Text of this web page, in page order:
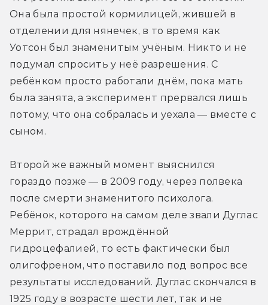
Она была простой кормилицей, жившей в
отделении для нянечек, в то время как
Уотсон был знаменитым учёным. Никто и не
подумал спросить у неё разрешения. С
ребёнком просто работали днём, пока мать
была занята, а эксперимент прервался лишь
потому, что она собралась и уехала — вместе с
сыном.
Второй же важный момент выяснился
гораздо позже — в 2009 году, через полвека
после смерти знаменитого психолога.
Ребёнок, которого на самом деле звали Дуглас
Меррит, страдал врождённой
гидроцефалией, то есть фактически был
олигофреном, что поставило под вопрос все
результаты исследований. Дуглас скончался в
1925 году в возрасте шести лет, так и не